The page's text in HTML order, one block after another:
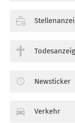
Newsticker
Verkehr